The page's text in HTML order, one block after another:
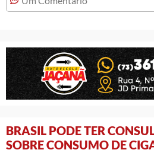
BRASIL PODE TER
SOBRE CONSUMO DE